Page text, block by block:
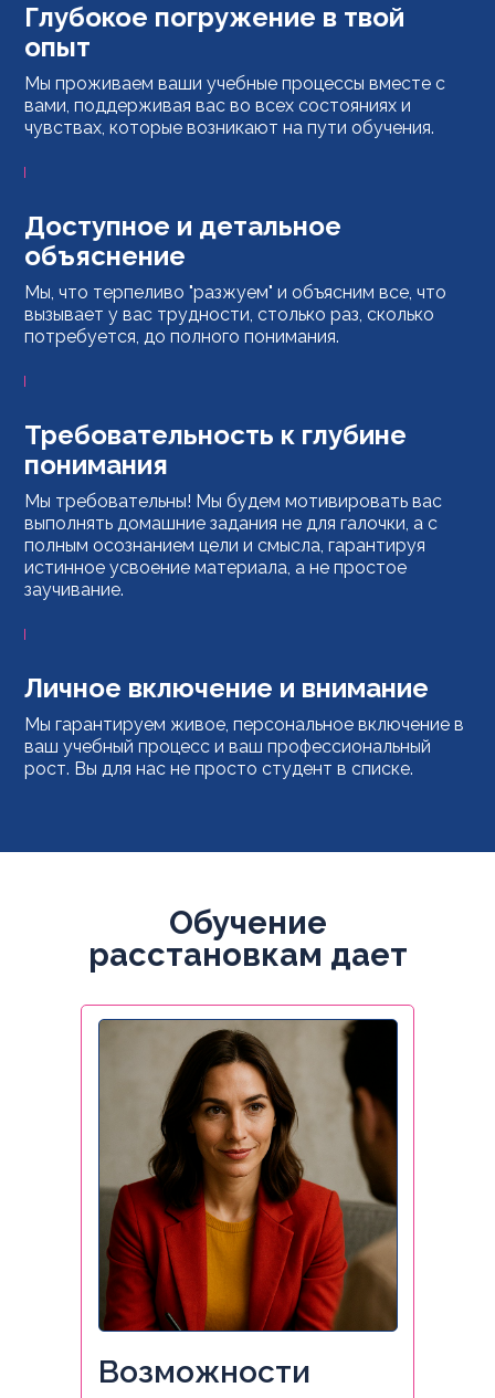
Глубокое погружение в твой
опыт
Мы проживаем ваши учебные процессы вместе с
вами, поддерживая вас во всех состояниях и
чувствах, которые возникают на пути обучения.
Доступное и детальное
объяснение
Мы, что терпеливо "разжуем" и объясним все, что
вызывает у вас трудности, столько раз, сколько
потребуется, до полного понимания.
Требовательность к глубине
понимания
Мы требовательны! Мы будем мотивировать вас
выполнять домашние задания не для галочки, а с
полным осознанием цели и смысла, гарантируя
истинное усвоение материала, а не простое
заучивание.
Личное включение и внимание
Мы гарантируем живое, персональное включение в
ваш учебный процесс и ваш профессиональный
рост. Вы для нас не просто студент в списке.
Обучение
расстановкам дает
Возможности